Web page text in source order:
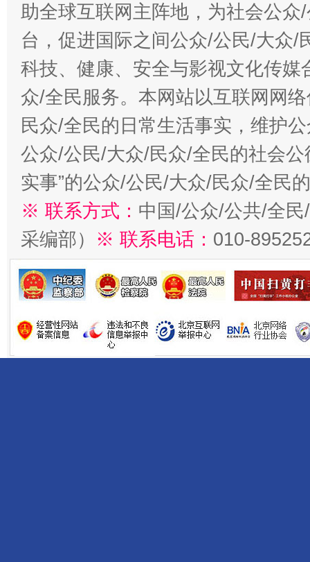
助全球互联网主阵地，为社会公
台，促进国际之间公众/公民/大众/
科技、健康、安全与影视文化传
众/全民服务。本网站以互联网网
民众/全民的日常生活事实，维护
公众/公民/大众/民众/全民的社会公
实事”的公众/公民/大众/民众/全民
※ 联系方式： 中国/公众/公共/全
采编部） ※ 联系电话： 010-